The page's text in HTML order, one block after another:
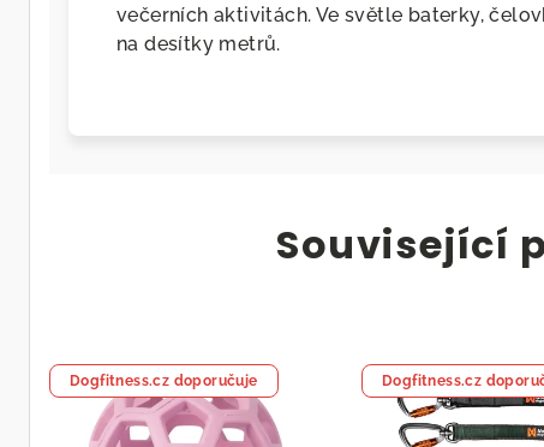
večerních aktivitách. Ve světle baterky,
na desítky metrů.
Související
Dogfitness.cz doporučuje Dogfitness.cz